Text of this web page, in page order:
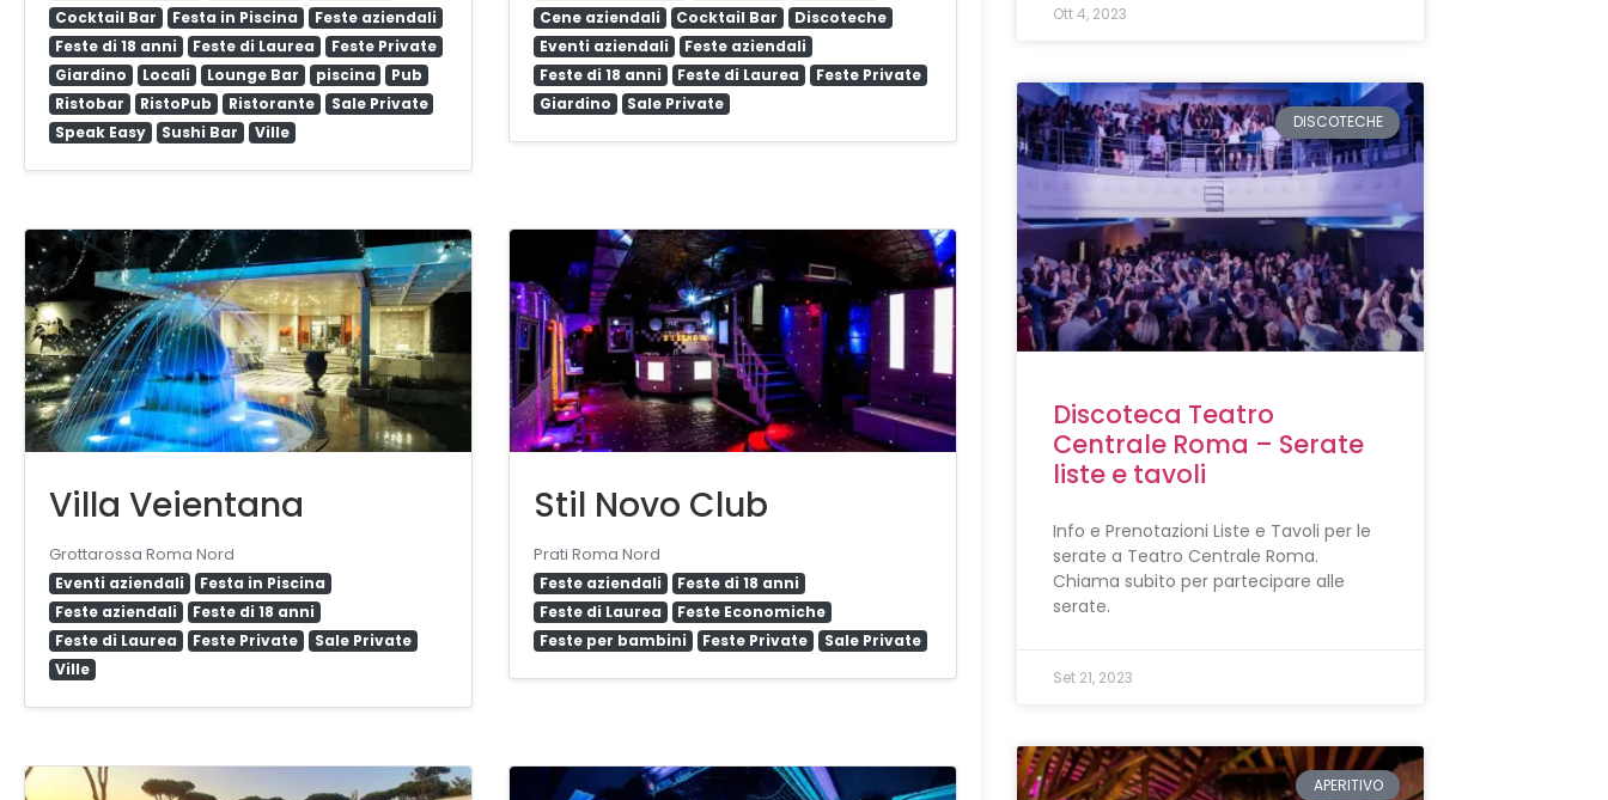
Cocktail Bar
Festa in Piscina
Feste aziendali
Feste di 18 anni
Feste di Laurea
Feste Private
Giardino
Locali Lounge Bar piscina
Pub
Ristobar
RistoPub Ristorante
Sale Private
Speak Easy
Sushi Bar Ville
Cene aziendali
Cocktail Bar
Discoteche
Eventi aziendali
Feste aziendali
Feste di 18 anni
Feste di Laurea
Feste Private
Giardino
Sale Private
Villa Veientana
Grottarossa Roma Nord
Eventi aziendali
Festa in Piscina
Feste aziendali
Feste di 18 anni
Feste di Laurea
Feste Private
Sale Private
Ville
Stil Novo Club
Prati Roma Nord
Feste aziendali
Feste di 18 anni
Feste di Laurea
Feste Economiche
Feste per bambini
Feste Private Sale Private
Ott 4, 2023
DISCOTECHE
Discoteca Teatro
Centrale Roma – Serate
liste e tavoli
Info e Prenotazioni Liste e Tavoli per le
serate a Teatro Centrale Roma.
Chiama subito per partecipare alle
serate.
Set 21, 2023
APERITIVO